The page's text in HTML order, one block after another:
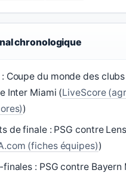
chronologique
Coupe du monde des clubs
Inter Miami (LiveScore
)
de finale : PSG contre Lens
(fiches équipes))
finales : PSG contre Bayern